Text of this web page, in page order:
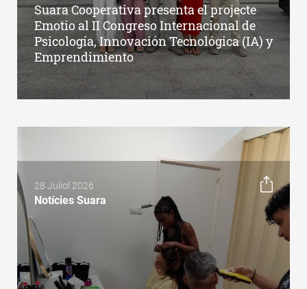
Suara Cooperativa presenta el projecte
Emotio al II Congreso Internacional de
Psicología, Innovación Tecnológica (IA) y
Emprendimiento
28 Juliol 2026
Notícies Suara